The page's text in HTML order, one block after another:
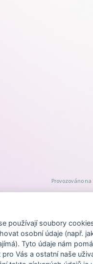
Provozováno
používají soubory
osobní údaje (např.
Tyto údaje nám
Vás a ostatní naše